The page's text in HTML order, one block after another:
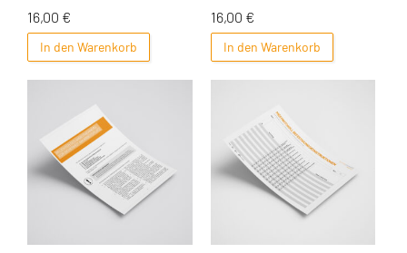
16,00 €
In den Warenkorb
16,00 €
In den Warenkorb